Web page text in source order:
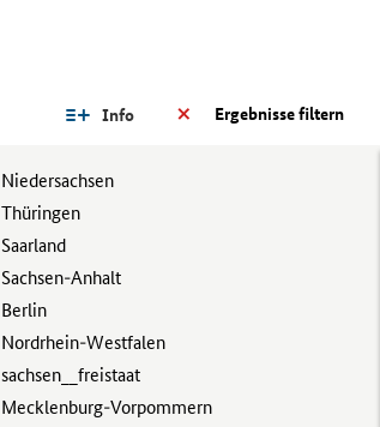
Ergebnisse filtern
Info
Niedersachsen
Thüringen
Saarland
Sachsen-Anhalt
Berlin
Nordrhein-Westfalen
sachsen__freistaat
Mecklenburg-Vorpommern